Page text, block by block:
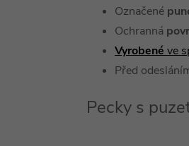
Označené
Ochranná
Vyrobené ve
Před
Pecky s